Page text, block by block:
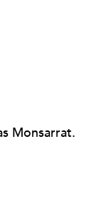
Monsarrat.